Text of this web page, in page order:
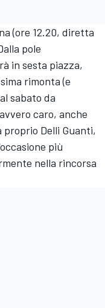
(ore 12.20, diretta
pole
in sesta piazza,
rimonta (e
sabato da
caro, anche
Delli Guanti,
più
nella rincorsa